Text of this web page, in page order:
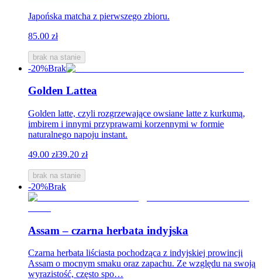
Japońska matcha z pierwszego zbioru.
85.00 zł
brak na stanie
-20%Brak
Golden Lattea
Golden latte, czyli rozgrzewające owsiane latte z kurkumą,
imbirem i innymi przyprawami korzennymi w formie
naturalnego napoju instant.
49.00 zł39.20 zł
brak na stanie
-20%Brak
Assam – czarna herbata indyjska
Czarna herbata liściasta pochodząca z indyjskiej prowincji
Assam o mocnym smaku oraz zapachu. Ze względu na swoją
wyrazistość, często spo…